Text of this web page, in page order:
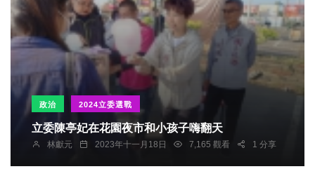
政治 2024立委選戰
立委陳亭妃在花園夜市和小孩子嗨翻天
林獻元 2023年十一月18日 7,165 觀看 1 分享